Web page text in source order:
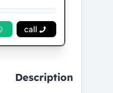
8 سنوات Installment
call
Description